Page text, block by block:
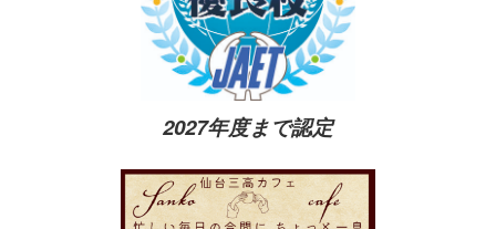
2027年度まで認定